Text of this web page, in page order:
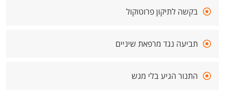
בקשה לתיקון פרוטוקול
תביעה נגד מרפאת שיניים
התנור הגיע בלי מגש